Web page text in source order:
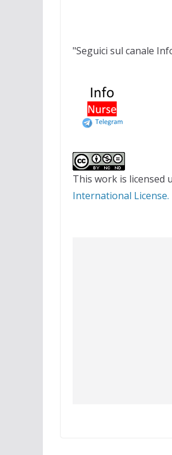
"Seguici sul canale
This work is licensed
International License.